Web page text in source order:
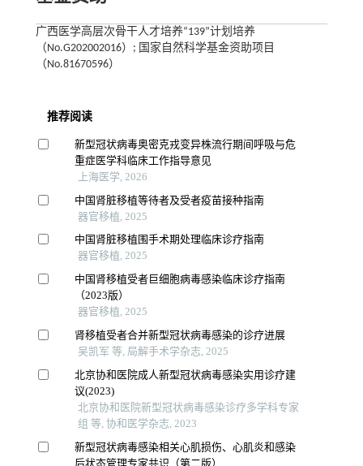
广西医学高层次骨干人才培养“139”计划培养
（No.G202002016）; 国家自然科学基金资助项目
（No.81670596）